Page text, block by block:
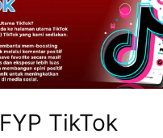
FYP TikTok